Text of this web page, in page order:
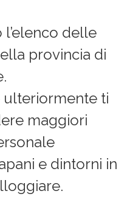
delle
provincia di
ti
maggiori
e dintorni in